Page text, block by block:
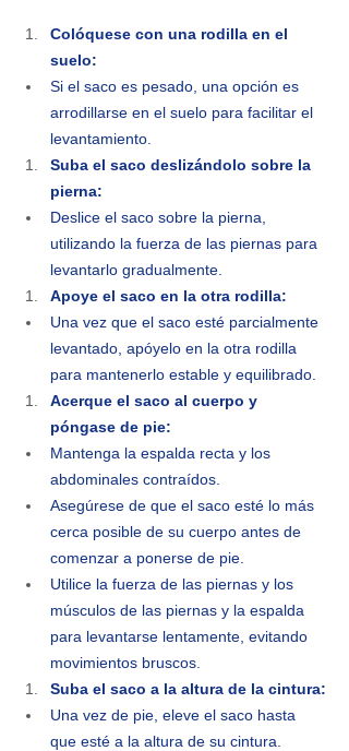
Colóquese con una rodilla en el
suelo:
Si el saco es pesado, una opción es
arrodillarse en el suelo para facilitar el
levantamiento.
Suba el saco deslizándolo sobre la
pierna:
Deslice el saco sobre la pierna,
utilizando la fuerza de las piernas para
levantarlo gradualmente.
Apoye el saco en la otra rodilla:
Una vez que el saco esté parcialmente
levantado, apóyelo en la otra rodilla
para mantenerlo estable y equilibrado.
Acerque el saco al cuerpo y
póngase de pie:
Mantenga la espalda recta y los
abdominales contraídos.
Asegúrese de que el saco esté lo más
cerca posible de su cuerpo antes de
comenzar a ponerse de pie.
Utilice la fuerza de las piernas y los
músculos de las piernas y la espalda
para levantarse lentamente, evitando
movimientos bruscos.
Suba el saco a la altura de la cintura:
Una vez de pie, eleve el saco hasta
que esté a la altura de su cintura.